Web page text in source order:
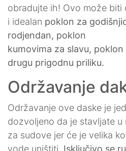
obradujte ih! Ovo može biti
i idealan poklon za
rodjendan, poklon
kumovima za slavu, poklon
drugu prigodnu priliku.
Održavanje
Održavanje ove daske je
dozvoljeno da je stavljate u
za sudove jer će je velika
vode uništiti. Isključivo se